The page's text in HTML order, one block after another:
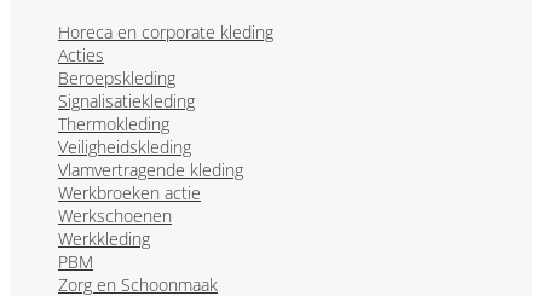
Horeca en corporate kleding
Acties
Beroepskleding
Signalisatiekleding
Thermokleding
Veiligheidskleding
Vlamvertragende kleding
Werkbroeken actie
Werkschoenen
Werkkleding
PBM
Zorg en Schoonmaak